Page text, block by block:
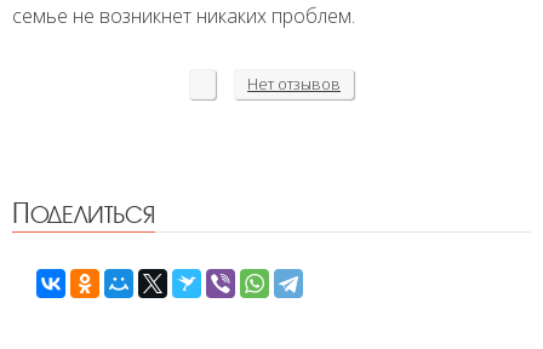
семье не возникнет никаких проблем.
Нет отзывов
Поделиться